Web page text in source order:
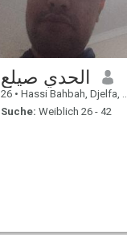
الحدي صيلع
26 • Hassi Bahbah, Djelfa, Algerien
Suche: Weiblich 26 - 42